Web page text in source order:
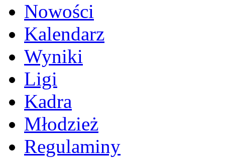
Nowości
Kalendarz
Wyniki
Ligi
Kadra
Młodzież
Regulaminy